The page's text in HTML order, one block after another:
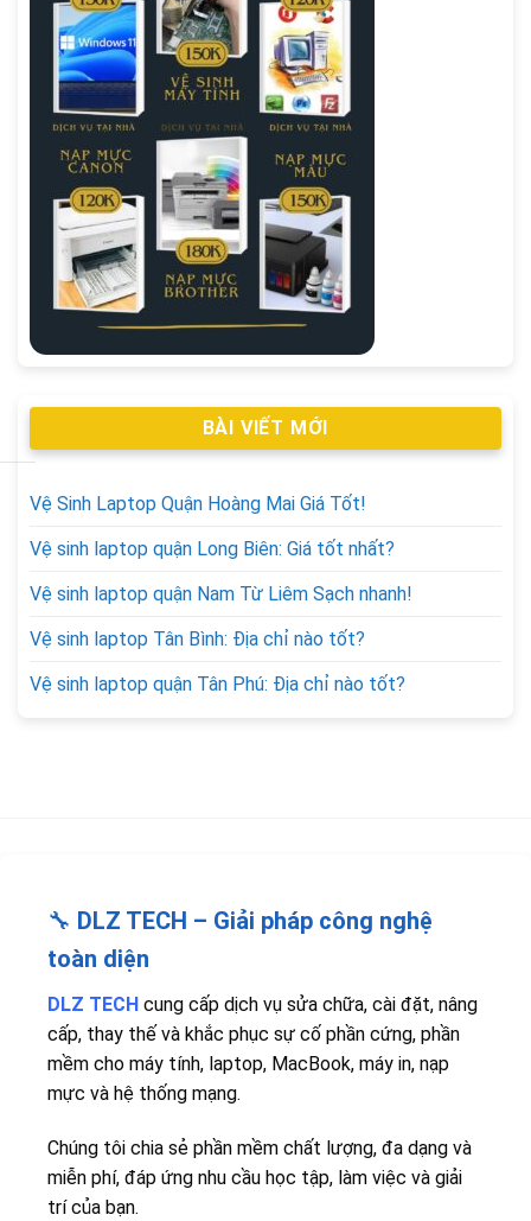
BÀI VIẾT MỚI
Vệ Sinh Laptop Quận Hoàng Mai Giá Tốt!
Vệ sinh laptop quận Long Biên: Giá tốt nhất?
Vệ sinh laptop quận Nam Từ Liêm Sạch nhanh!
Vệ sinh laptop Tân Bình: Địa chỉ nào tốt?
Vệ sinh laptop quận Tân Phú: Địa chỉ nào tốt?
🔧 DLZ TECH – Giải pháp công nghệ
toàn diện
DLZ TECH cung cấp dịch vụ sửa chữa, cài đặt, nâng
cấp, thay thế và khắc phục sự cố phần cứng, phần
mềm cho máy tính, laptop, MacBook, máy in, nạp
mực và hệ thống mạng.
Chúng tôi chia sẻ phần mềm chất lượng, đa dạng và
miễn phí, đáp ứng nhu cầu học tập, làm việc và giải
trí của bạn.